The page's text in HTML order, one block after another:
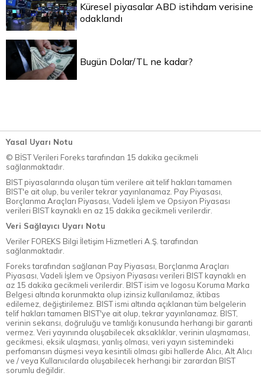
Küresel piyasalar ABD istihdam verisine
odaklandı
Bugün Dolar/TL ne kadar?
Yasal Uyarı Notu
© BİST Verileri Foreks tarafından 15 dakika gecikmeli
sağlanmaktadır.
BIST piyasalarında oluşan tüm verilere ait telif hakları tamamen
BIST'e ait olup, bu veriler tekrar yayınlanamaz. Pay Piyasası,
Borçlanma Araçları Piyasası, Vadeli İşlem ve Opsiyon Piyasası
verileri BIST kaynaklı en az 15 dakika gecikmeli verilerdir.
Veri Sağlayıcı Uyarı Notu
Veriler FOREKS Bilgi İletişim Hizmetleri A.Ş. tarafından
sağlanmaktadır.
Foreks tarafından sağlanan Pay Piyasası, Borçlanma Araçları
Piyasası, Vadeli İşlem ve Opsiyon Piyasası verileri BIST kaynaklı en
az 15 dakika gecikmeli verilerdir. BIST isim ve logosu Koruma Marka
Belgesi altında korunmakta olup izinsiz kullanılamaz, iktibas
edilemez, değiştirilemez. BIST ismi altında açıklanan tüm belgelerin
telif hakları tamamen BIST'ye ait olup, tekrar yayınlanamaz. BIST,
verinin sekansı, doğruluğu ve tamlığı konusunda herhangi bir garanti
vermez. Veri yayınında oluşabilecek aksaklıklar, verinin ulaşmaması,
gecikmesi, eksik ulaşması, yanlış olması, veri yayın sistemindeki
perfomansın düşmesi veya kesintili olması gibi hallerde Alıcı, Alt Alıcı
ve / veya Kullanıcılarda oluşabilecek herhangi bir zarardan BIST
sorumlu değildir.